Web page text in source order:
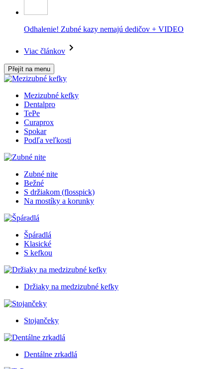
Odhalenie! Zubné kazy nemajú dedičov + VIDEO
Viac článkov
Přejít na menu
Mezizubné kefky
Dentalpro
TePe
Curaprox
Spokar
Podľa veľkosti
Zubné nite
Bežné
S držiakom (flosspick)
Na mostíky a korunky
Špáradlá
Klasické
S kefkou
Držiaky na medzizubné kefky
Stojančeky
Dentálne zrkadlá